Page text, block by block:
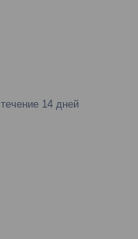
14 дней